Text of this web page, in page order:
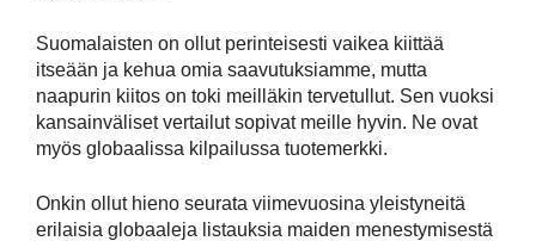
Suomalaisten on ollut perinteisesti vaikea kiittää
itseään ja kehua omia saavutuksiamme, mutta
naapurin kiitos on toki meilläkin tervetullut. Sen vuoksi
kansainväliset vertailut sopivat meille hyvin. Ne ovat
myös globaalissa kilpailussa tuotemerkki.
Onkin ollut hieno seurata viimevuosina yleistyneitä
erilaisia globaaleja listauksia maiden menestymisestä